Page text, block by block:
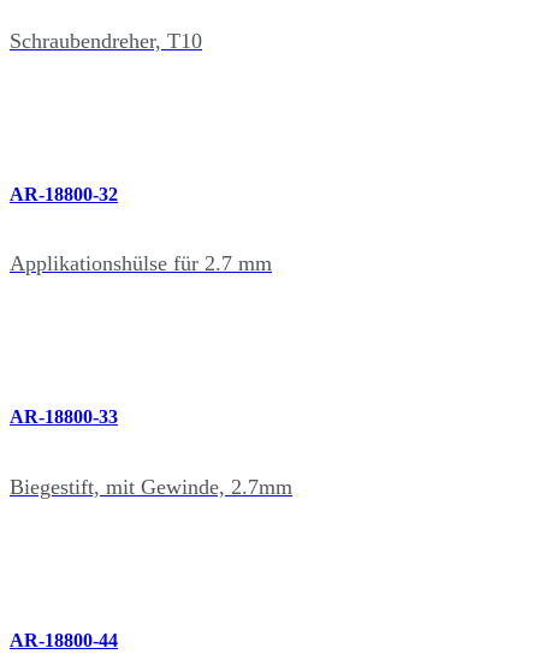
Schraubendreher, T10
AR-18800-32
Applikationshülse für 2.7 mm
AR-18800-33
Biegestift, mit Gewinde, 2.7mm
AR-18800-44